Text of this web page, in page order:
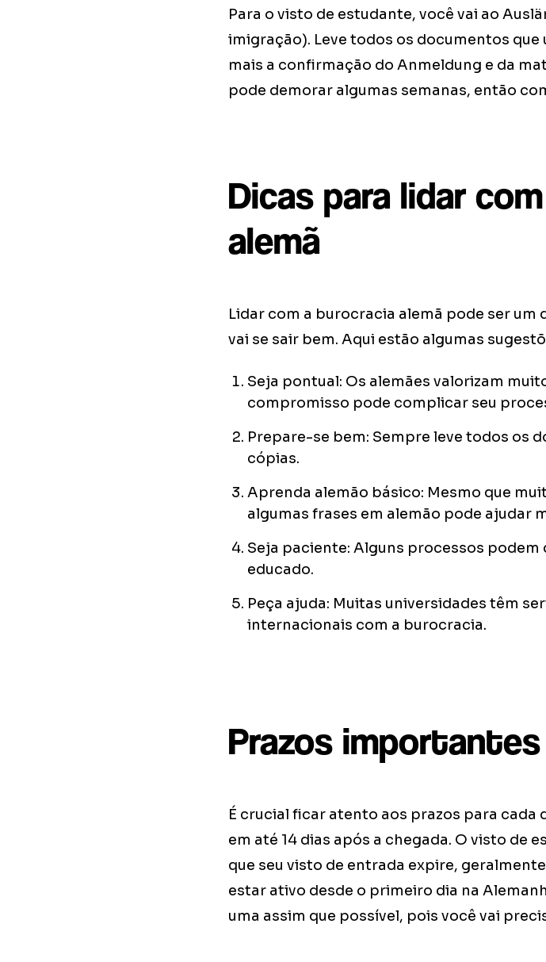
Para o visto de estudante, você vai ao
imigração). Leve todos os documentos
mais a confirmação do Anmeldung e da
pode demorar algumas semanas, então
Dicas para lidar
alemã
Lidar com a burocracia alemã pode ser um
vai se sair bem. Aqui estão algumas
Seja pontual: Os alemães valorizam
compromisso pode complicar seu
Prepare-se bem: Sempre leve todos os
cópias.
Aprenda alemão básico: Mesmo que
algumas frases em alemão pode ajudar
Seja paciente: Alguns processos podem
educado.
Peça ajuda: Muitas universidades têm
internacionais com a burocracia.
Prazos importantes
É crucial ficar atento aos prazos para
em até 14 dias após a chegada. O visto de
que seu visto de entrada expire,
estar ativo desde o primeiro dia na
uma assim que possível, pois você vai